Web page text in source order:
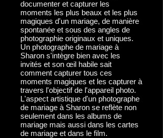
documenter et capturer les
moments les plus beaux et les plus
magiques d'un mariage, de manière
spontanée et sous des angles de
photographie originaux et uniques.
Un photographe de mariage à
Sharon s'intègre bien avec les
invités et son œil habile sait
comment capturer tous ces
moments magiques et les capturer à
travers l'objectif de l'appareil photo.
L'aspect artistique d'un photographe
de mariage à Sharon se reflète non
seulement dans les albums de
mariage mais aussi dans les cartes
de mariage et dans le film.